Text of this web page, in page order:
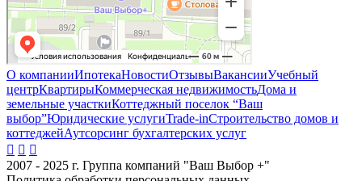
О компанииИпотекаНовостиОтзывыВакансииУчебный
центрКвартирыКоммерческая недвижимостьДома и
земельные участкиКоттеджный поселок “Ваш
выбор”Юридические услугиTrade-inCтроительство домов и
коттеджейАутсорсинг бухгалтерских услуг
  
2007 - 2025 г. Группа компаний "Ваш Выбор +"